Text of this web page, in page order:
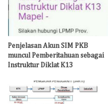
Penjelasan Akun SIM PKB
muncul Pemberitahuan sebagai
Instruktur Diklat K13